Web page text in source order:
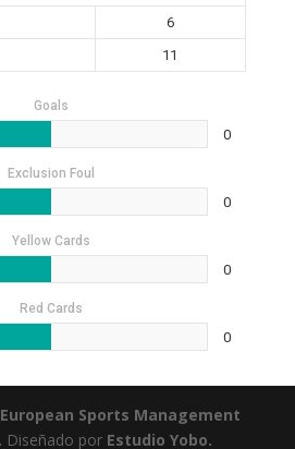
6
11
Goals
0
Exclusion Foul
0
Yellow Cards
0
Red Cards
0
Sports Management
Diseñado por Estudio Yobo.